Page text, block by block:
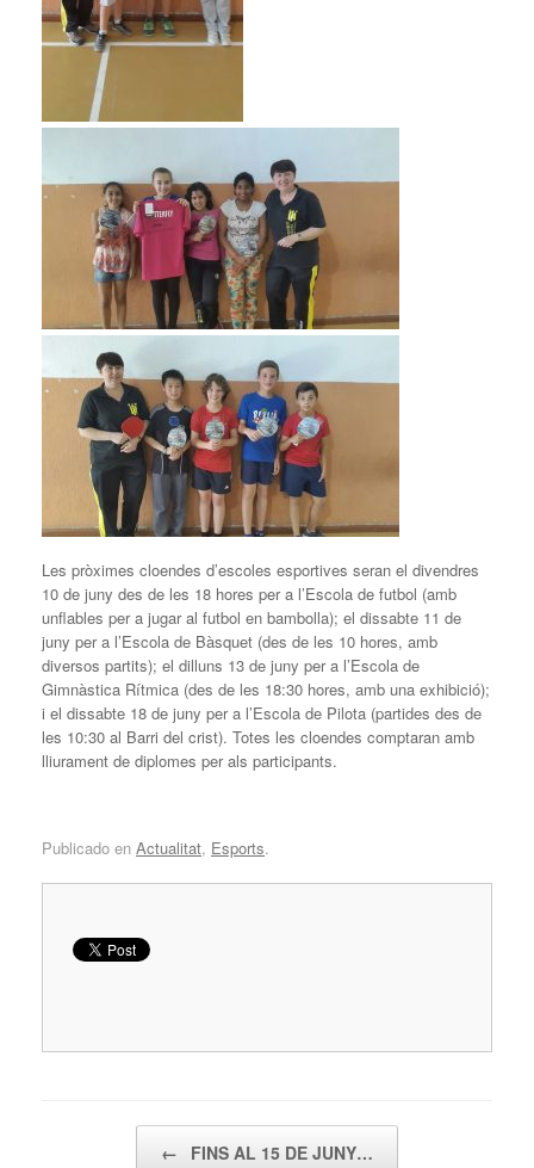
Les pròximes cloendes d’escoles esportives seran el divendres
10 de juny des de les 18 hores per a l’Escola de futbol (amb
unflables per a jugar al futbol en bambolla); el dissabte 11 de
juny per a l’Escola de Bàsquet (des de les 10 hores, amb
diversos partits); el dilluns 13 de juny per a l’Escola de
Gimnàstica Rítmica (des de les 18:30 hores, amb una exhibició);
i el dissabte 18 de juny per a l’Escola de Pilota (partides des de
les 10:30 al Barri del crist). Totes les cloendes comptaran amb
lliurament de diplomes per als participants.
Publicado en Actualitat, Esports.
← FINS AL 15 DE JUNY…